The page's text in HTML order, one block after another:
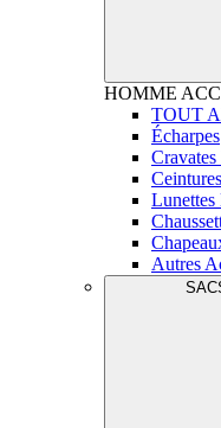
HOMME
TOUT
Écharpes
Cravates
Ceintures
Lunettes
Autres